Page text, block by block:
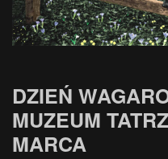
DZIEŃ
MUZEUM
MARCA